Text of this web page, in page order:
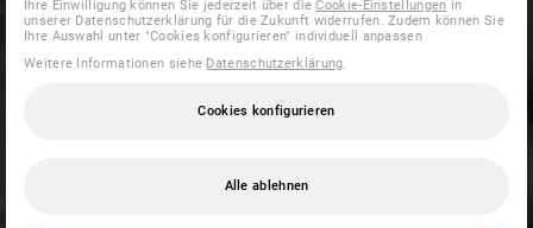
Ihre Einwilligung können Sie jederzeit über dieCookie-Einstellungen in
unserer Datenschutzerklärung für die Zukunft widerrufen. Zudem können Sie
Ihre Auswahl unter "Cookies konfigurieren" individuell anpassen
Weitere Informationen siehe Datenschutzerklärung.
Cookies konfigurieren
Alle ablehnen